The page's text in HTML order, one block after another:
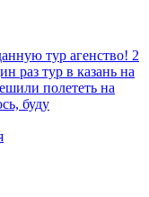
тур агенство! 2
раз тур в казань на
полететь на
буду